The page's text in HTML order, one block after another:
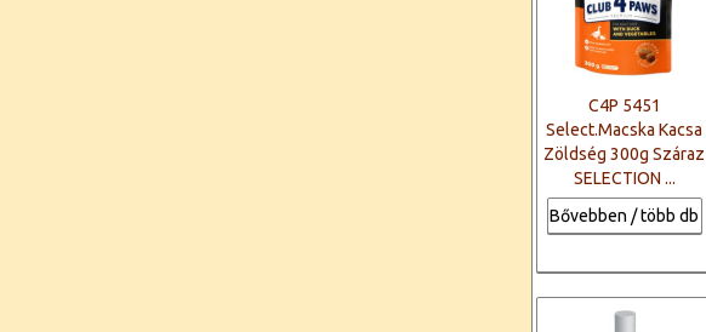
C4P 5451
Select.Macska Kacsa
Zöldség 300g Száraz
SELECTION ...
Bővebben / több db